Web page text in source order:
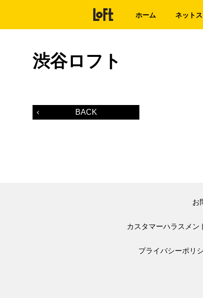
ホーム ネット
渋谷ロフト
BACK
お
カスタマーハラスメン
プライバシーポリ